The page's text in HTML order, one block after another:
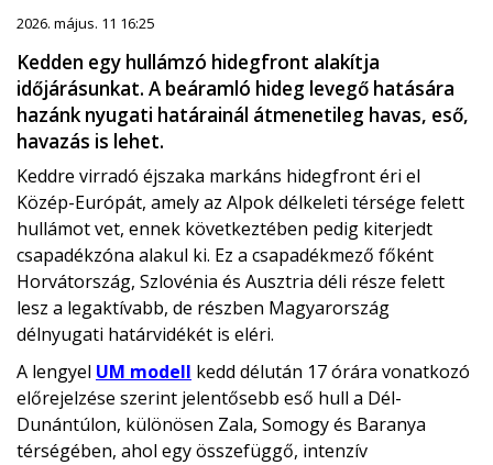
2026. május. 11 16:25
Kedden egy hullámzó hidegfront alakítja
időjárásunkat. A beáramló hideg levegő hatására
hazánk nyugati határainál átmenetileg havas, eső,
havazás is lehet.
Keddre virradó éjszaka markáns hidegfrontéri el
Közép-Európát, amely az Alpok délkeleti térsége felett
hullámot vet, ennek következtében pedig kiterjedt
csapadékzóna alakul ki. Ez a csapadékmező főként
Horvátország, Szlovénia és Ausztria déli része felett
lesz a legaktívabb, de részben Magyarország
délnyugati határvidékét is eléri.
A lengyel UM modell kedd délután 17 órára vonatkozó
előrejelzése szerint jelentősebb eső hull a Dél-
Dunántúlon, különösen Zala, Somogy és Baranya
térségében, ahol egy összefüggő, intenzív